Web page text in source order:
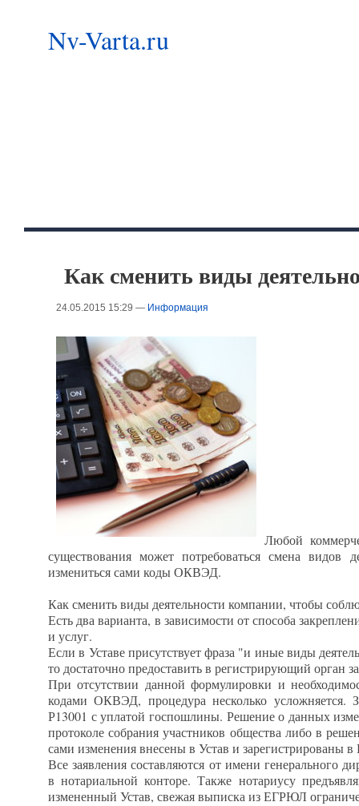
Nv-Varta.ru
Как сменить виды
24.05.2015 15:29 — Информация
Любой
существования может потребоваться смена видов
измениться сами коды ОКВЭД.
Как сменить виды деятельности компании, чтобы
Есть два варианта, в зависимости от способа
и услуг.
Если в Уставе присутствует фраза "и иные виды
то достаточно предоставить в регистрирующий орган
При отсутствии данной формулировки и
кодами ОКВЭД, процедура несколько усложняется.
Р13001 с уплатой госпошлины. Решение о данных
протоколе собрания участников общества либо в
сами изменения внесены в Устав и зарегистрированы
Все заявления составляются от имени генерального
в нотариальной конторе. Также нотариусу
измененный Устав, свежая выписка из ЕГРЮЛ